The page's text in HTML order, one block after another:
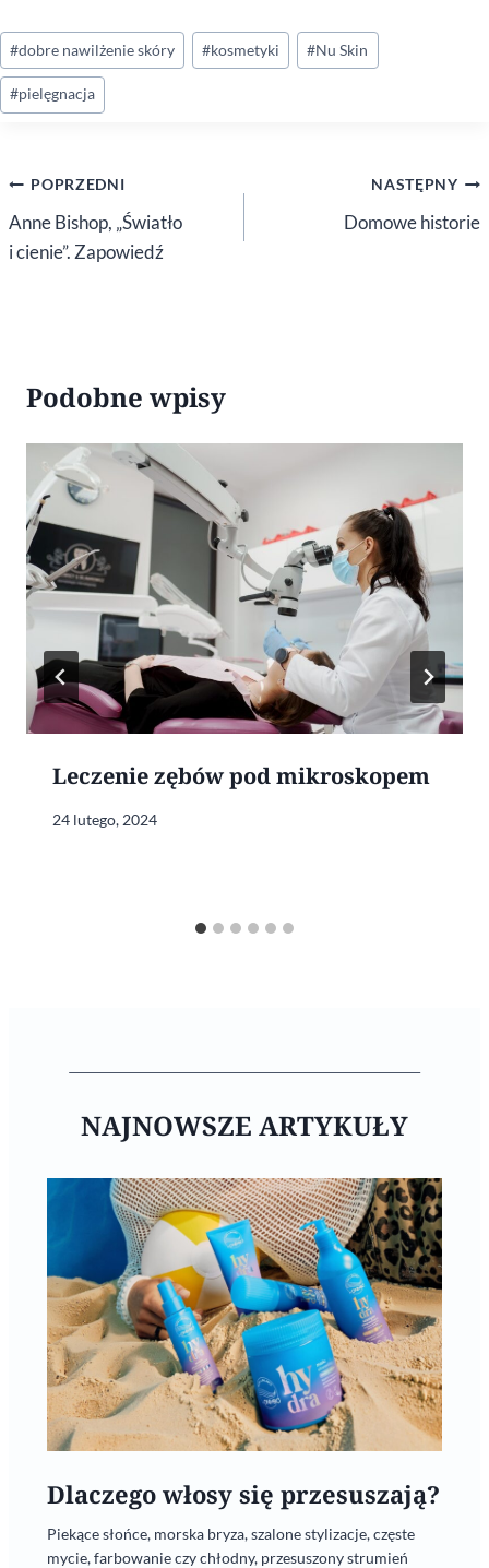
Tagi
wpisu:
#dobre nawilżenie skóry #kosmetyki #Nu Skin
#pielęgnacja
Nawigacja
wpisu
POPRZEDNI
Anne Bishop, „Światło
i cienie”. Zapowiedź
NASTĘPNY
Domowe historie
Podobne wpisy
Leczenie zębów pod mikroskopem
24 lutego, 2024
NAJNOWSZE ARTYKUŁY
Dlaczego włosy się przesuszają?
Piekące słońce, morska bryza, szalone stylizacje, częste
mycie, farbowanie czy chłodny, przesuszony strumień